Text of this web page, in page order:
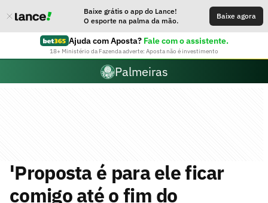
Baixe grátis o app do Lance!
O esporte na palma da mão.
Baixe agora
Ajuda com Aposta? Fale com o assistente.
18+ Ministério da Fazenda adverte: Aposta não é investimento
Palmeiras
'Proposta é para ele ficar
comigo até o fim do